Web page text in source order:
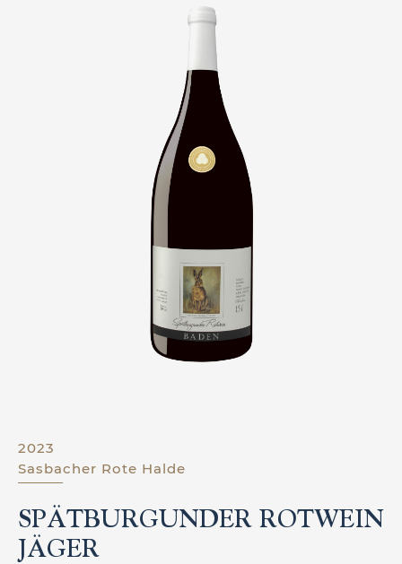
2023
Sasbacher Rote Halde
SPÄTBURGUNDER ROTWEIN
JÄGER